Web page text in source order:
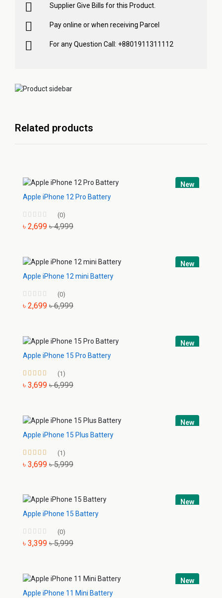
Supplier Give Bills for this Product.
Pay online or when receiving Parcel
For any Question Call: +8801911311112
Related products
New
Apple iPhone 12 Pro Battery
(0)
৳ 2,699 ৳ 4,999
New
Apple iPhone 12 mini Battery
(0)
৳ 2,699 ৳ 6,999
New
Apple iPhone 15 Pro Battery
(1)
৳ 3,699 ৳ 6,999
New
Apple iPhone 15 Plus Battery
(1)
৳ 3,699 ৳ 5,999
New
Apple iPhone 15 Battery
(0)
৳ 3,399 ৳ 5,999
New
Apple iPhone 11 Mini Battery